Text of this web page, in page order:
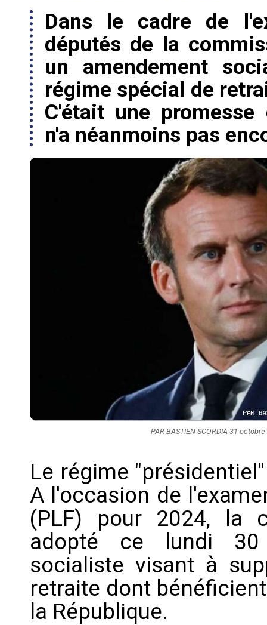
Dans le cadre de
députés de la
un amendement
régime spécial de
C'était une promesse
n'a néanmoins pas
PAR BASTIEN SCORDIA 31
Le régime
A l'occasion de
(PLF) pour 2024, la
adopté ce lundi 30
socialiste visant à
retraite dont
la République.